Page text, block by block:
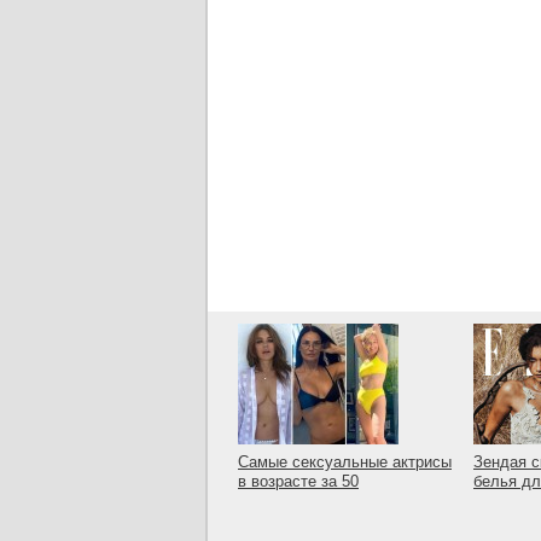
Самые сексуальные актрисы
в возрасте за 50
Зендая
белья